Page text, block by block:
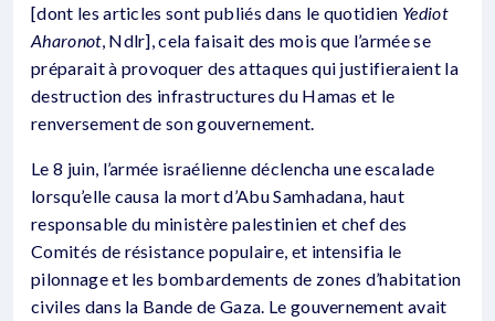
[dont les articles sont publiés dans le quotidien Yediot
Aharonot, Ndlr], cela faisait des mois que l’armée se
préparait à provoquer des attaques qui justifieraient la
destruction des infrastructures du Hamas et le
renversement de son gouvernement.
Le 8 juin, l’armée israélienne déclencha une escalade
lorsqu’elle causa la mort d’Abu Samhadana, haut
responsable du ministère palestinien et chef des
Comités de résistance populaire, et intensifia le
pilonnage et les bombardements de zones d’habitation
civiles dans la Bande de Gaza. Le gouvernement avait